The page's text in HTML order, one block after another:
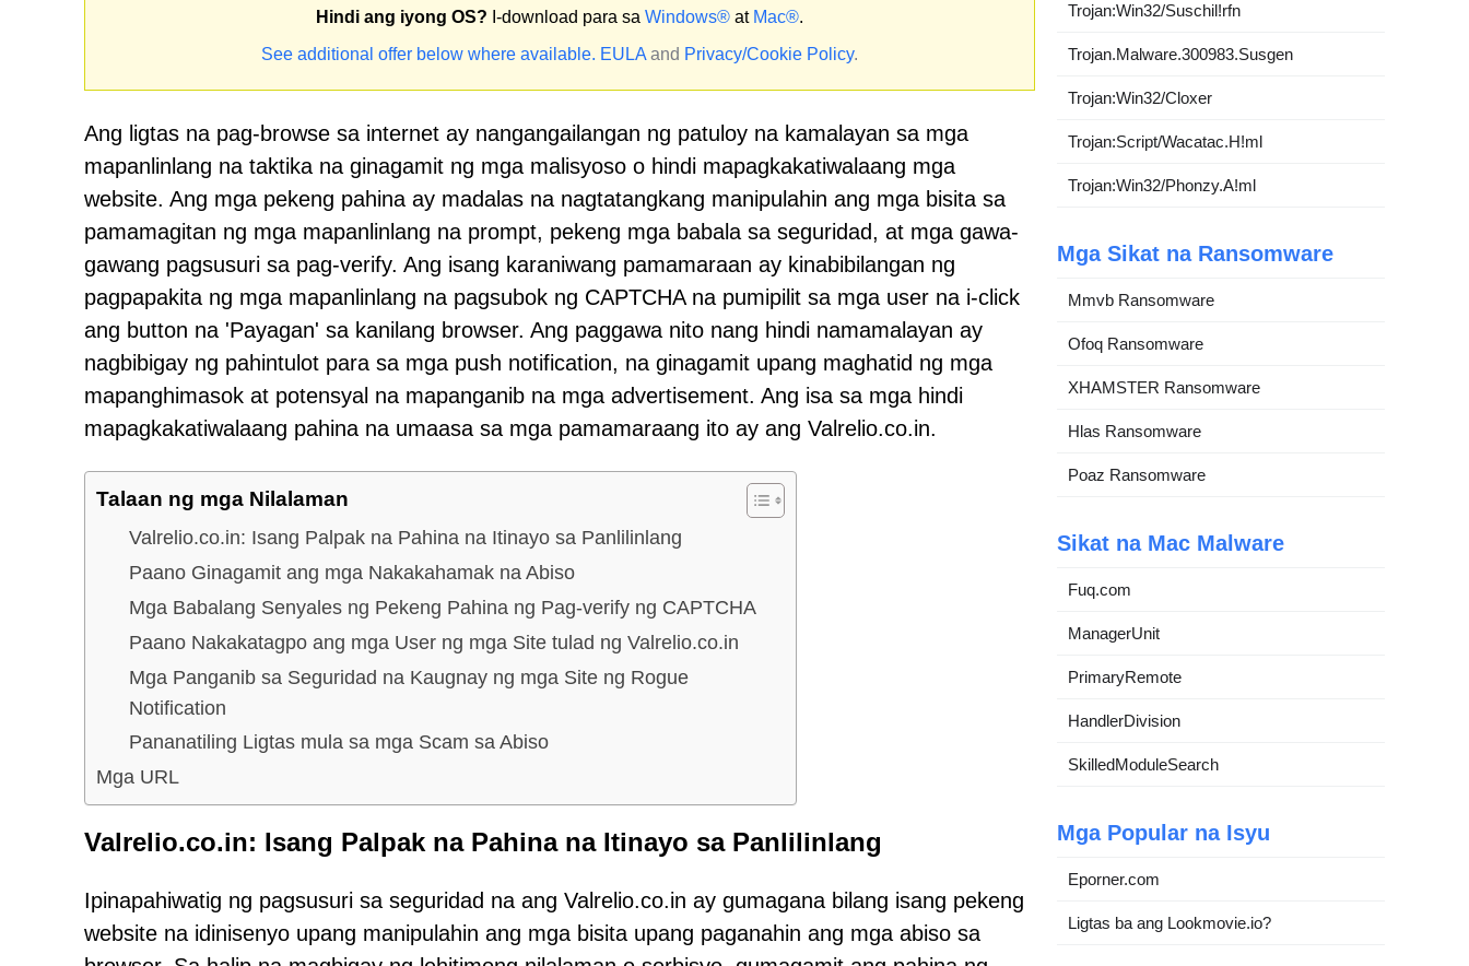
Hindi ang iyong OS? I-download para sa Windows® at Mac®.
See additional offer below where available. EULA and Privacy/Cookie Policy.
Ang ligtas na pag-browse sa internet ay nangangailangan ng patuloy na kamalayan sa mga
mapanlinlang na taktika na ginagamit ng mga malisyoso o hindi mapagkakatiwalaang mga
website. Ang mga pekeng pahina ay madalas na nagtatangkang manipulahin ang mga bisita sa
pamamagitan ng mga mapanlinlang na prompt, pekeng mga babala sa seguridad, at mga gawa-
gawang pagsusuri sa pag-verify. Ang isang karaniwang pamamaraan ay kinabibilangan ng
pagpapakita ng mga mapanlinlang na pagsubok ng CAPTCHA na pumipilit sa mga user na i-click
ang button na 'Payagan' sa kanilang browser. Ang paggawa nito nang hindi namamalayan ay
nagbibigay ng pahintulot para sa mga push notification, na ginagamit upang maghatid ng mga
mapanghimasok at potensyal na mapanganib na mga advertisement. Ang isa sa mga hindi
mapagkakatiwalaang pahina na umaasa sa mga pamamaraang ito ay ang Valrelio.co.in.
Talaan ng mga Nilalaman
Valrelio.co.in: Isang Palpak na Pahina na Itinayo sa Panlilinlang
Paano Ginagamit ang mga Nakakahamak na Abiso
Mga Babalang Senyales ng Pekeng Pahina ng Pag-verify ng CAPTCHA
Paano Nakakatagpo ang mga User ng mga Site tulad ng Valrelio.co.in
Mga Panganib sa Seguridad na Kaugnay ng mga Site ng Rogue
Notification
Pananatiling Ligtas mula sa mga Scam sa Abiso
Mga URL
Valrelio.co.in: Isang Palpak na Pahina na Itinayo sa Panlilinlang
Ipinapahiwatig ng pagsusuri sa seguridad na ang Valrelio.co.in ay gumagana bilang isang pekeng
website na idinisenyo upang manipulahin ang mga bisita upang paganahin ang mga abiso sa
Trojan:Win32/Suschil!rfn
Trojan.Malware.300983.Susgen
Trojan:Win32/Cloxer
Trojan:Script/Wacatac.H!ml
Trojan:Win32/Phonzy.A!ml
Mga Sikat na Ransomware
Mmvb Ransomware
Ofoq Ransomware
XHAMSTER Ransomware
Hlas Ransomware
Poaz Ransomware
Sikat na Mac Malware
Fuq.com
ManagerUnit
PrimaryRemote
HandlerDivision
SkilledModuleSearch
Mga Popular na Isyu
Eporner.com
Ligtas ba ang Lookmovie.io?